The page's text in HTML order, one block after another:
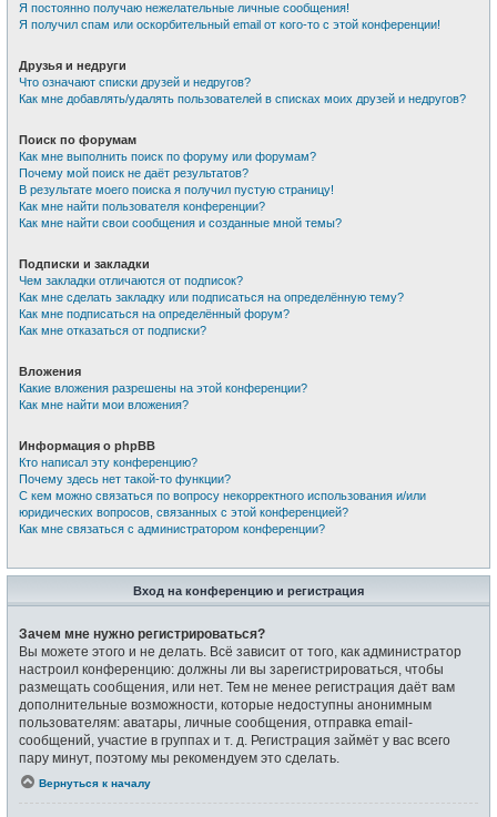
Я постоянно получаю нежелательные личные сообщения!
Я получил спам или оскорбительный email от кого-то с этой конференции!
Друзья и недруги
Что означают списки друзей и недругов?
Как мне добавлять/удалять пользователей в списках моих друзей и недругов?
Поиск по форумам
Как мне выполнить поиск по форуму или форумам?
Почему мой поиск не даёт результатов?
В результате моего поиска я получил пустую страницу!
Как мне найти пользователя конференции?
Как мне найти свои сообщения и созданные мной темы?
Подписки и закладки
Чем закладки отличаются от подписок?
Как мне сделать закладку или подписаться на определённую тему?
Как мне подписаться на определённый форум?
Как мне отказаться от подписки?
Вложения
Какие вложения разрешены на этой конференции?
Как мне найти мои вложения?
Информация о phpBB
Кто написал эту конференцию?
Почему здесь нет такой-то функции?
С кем можно связаться по вопросу некорректного использования и/или
юридических вопросов, связанных с этой конференцией?
Как мне связаться с администратором конференции?
Вход на конференцию и регистрация
Зачем мне нужно регистрироваться?
Вы можете этого и не делать. Всё зависит от того, как администратор
настроил конференцию: должны ли вы зарегистрироваться, чтобы
размещать сообщения, или нет. Тем не менее регистрация даёт вам
дополнительные возможности, которые недоступны анонимным
пользователям: аватары, личные сообщения, отправка email-
сообщений, участие в группах и т. д. Регистрация займёт у вас всего
пару минут, поэтому мы рекомендуем это сделать.
Вернуться к началу